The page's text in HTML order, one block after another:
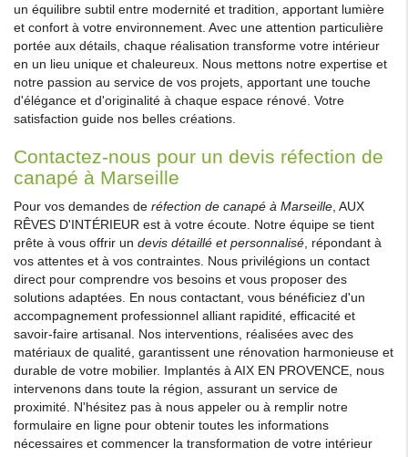
un équilibre subtil entre modernité et tradition, apportant lumière
et confort à votre environnement. Avec une attention particulière
portée aux détails, chaque réalisation transforme votre intérieur
en un lieu unique et chaleureux. Nous mettons notre expertise et
notre passion au service de vos projets, apportant une touche
d'élégance et d'originalité à chaque espace rénové. Votre
satisfaction guide nos belles créations.
Contactez-nous pour un devis réfection de
canapé à Marseille
Pour vos demandes de réfection de canapé à Marseille , AUX
RÊVES D'INTÉRIEUR est à votre écoute. Notre équipe se tient
prête à vous offrir un devis détaillé et personnalisé , répondant à
vos attentes et à vos contraintes. Nous privilégions un contact
direct pour comprendre vos besoins et vous proposer des
solutions adaptées. En nous contactant, vous bénéficiez d'un
accompagnement professionnel alliant rapidité, efficacité et
savoir-faire artisanal. Nos interventions, réalisées avec des
matériaux de qualité, garantissent une rénovation harmonieuse et
durable de votre mobilier. Implantés à AIX EN PROVENCE, nous
intervenons dans toute la région, assurant un service de
proximité. N'hésitez pas à nous appeler ou à remplir notre
formulaire en ligne pour obtenir toutes les informations
nécessaires et commencer la transformation de votre intérieur